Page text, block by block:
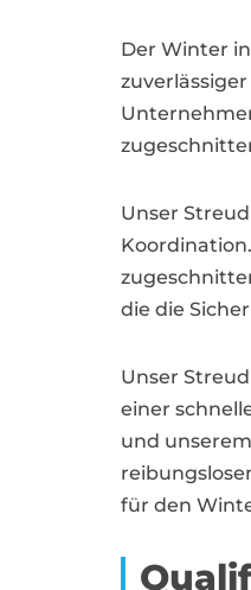
Der Winter
Unser
die die
Unser
einer
und
für den